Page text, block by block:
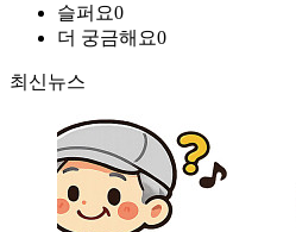
슬퍼요0
더 궁금해요0
최신뉴스